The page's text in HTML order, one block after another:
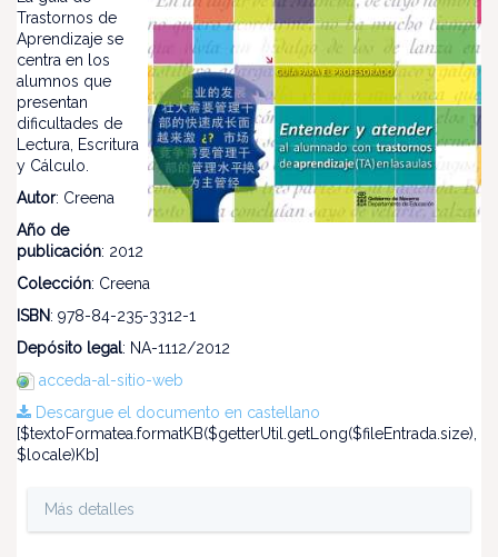
Trastornos de
Aprendizaje se
centra en los
alumnos que
presentan
dificultades de
Lectura, Escritura
y Cálculo.
Autor: Creena
Año de
publicación: 2012
Colección: Creena
ISBN: 978-84-235-3312-1
Depósito legal: NA-1112/2012
acceda-al-sitio-web
Descargue el documento en castellano
[$textoFormatea.formatKB($getterUtil.getLong($fileEntrada.size),
$locale)Kb]
Más detalles